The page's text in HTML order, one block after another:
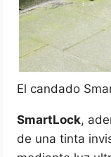
El candado
SmartLock,
de una tinta